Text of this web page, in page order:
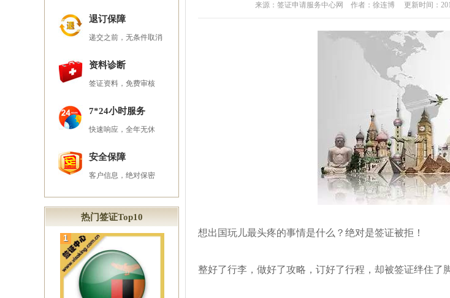
退订保障
递交之前，无条件取消
资料诊断
签证资料，免费审核
7*24小时服务
快速响应，全年无休
安全保障
客户信息，绝对保密
热门签证Top10
1
来源：签证申请服务中心网 作者：徐连博 更新时间：
想出国玩儿最头疼的事情是什么？绝对是签证被拒！
整好了行李，做好了攻略，订好了行程，却被签证绊住了